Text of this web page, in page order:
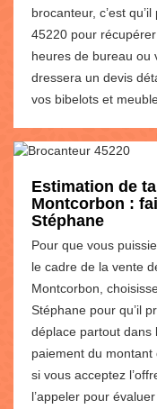
brocanteur, c’est
45220 pour
heures de bureau ou
dressera un devis
vos bibelots et
Estimation de
Montcorbon :
Stéphane
Pour que vous
le cadre de la vente
Montcorbon,
Stéphane pour qu’il
déplace partout dans
paiement du
si vous acceptez
l’appeler pour